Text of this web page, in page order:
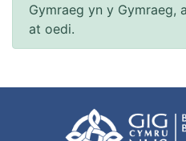
Gymraeg yn y Gymraeg,
at oedi.